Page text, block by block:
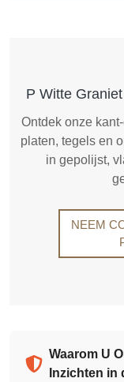
P Witte
Ontdek onze
platen, tegels en
in gepolijst,
NEEM
Waarom U
Inzichten in